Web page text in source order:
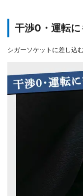
干渉0・運転に
シガーソケットに差し込